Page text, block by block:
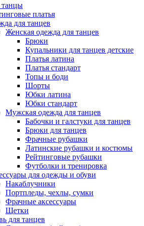
танцы
платья
для танцев
Женская одежда для танцев
Брюки
Купальники для танцев детские
Платья латина
Платья стандарт
Топы и боди
Шорты
Юбки латина
Юбки стандарт
Мужская одежда для танцев
Бабочки и галстуки для танцев
Брюки для танцев
Фрачные рубашки
Латинские рубашки и костюмы
Рейтинговые рубашки
Футболки и тренировка
для одежды и обуви
Накаблучники
Портпледы, чехлы, сумки
Фрачные аксессуары
Щетки
для танцев